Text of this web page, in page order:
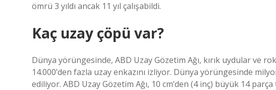
ömrü 3 yıldı ancak 11 yıl çalışabildi.
Kaç uzay çöpü var?
Dünya yörüngesinde, ABD Uzay Gözetim Ağı, kırık uydular ve
14.000’den fazla uzay enkazını izliyor. Dünya yörüngesinde
ediliyor. ABD Uzay Gözetim Ağı, 10 cm’den (4 inç) büyük 14